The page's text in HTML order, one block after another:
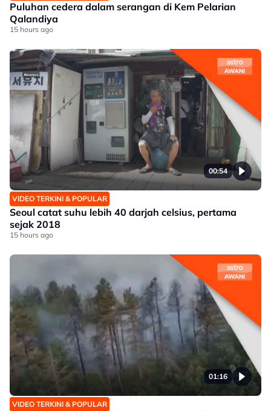
Puluhan cedera dalam serangan di Kem Pelarian
Qalandiya
15 hours ago
00:54
VIDEO TERKINI & POPULAR
Seoul catat suhu lebih 40 darjah celsius, pertama
sejak 2018
15 hours ago
01:16
VIDEO TERKINI & POPULAR